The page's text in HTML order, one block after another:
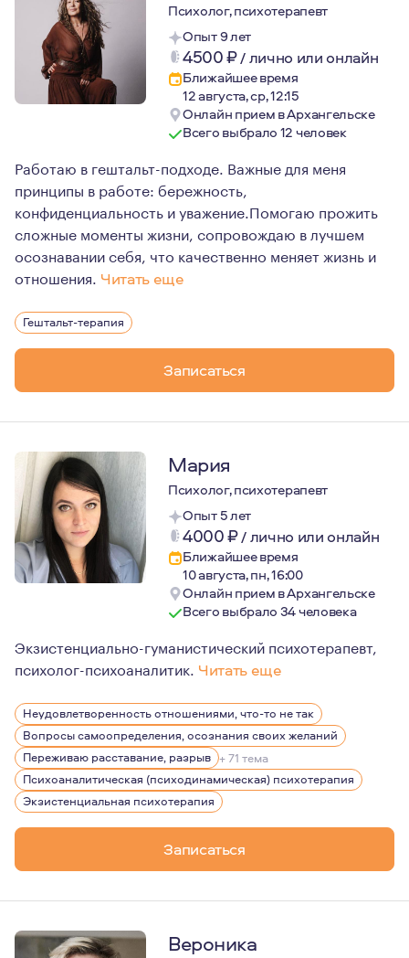
Психолог, психотерапевт
Опыт 9 лет
4500₽/лично или онлайн
Ближайшее время
12 августа, ср, 12:15
Онлайн прием в Архангельске
Всего выбрало 12 человек
Работаю в гештальт-подходе. Важные для меня
принципы в работе: бережность,
конфиденциальность и уважение.Помогаю прожить
сложные моменты жизни, сопровождаю в лучшем
осознавании себя, что качественно меняет жизнь и
отношения. Читать еще
Постоянно учусь, повышаю свою профессиональную
Гештальт-терапия
Записаться
Мария
Психолог, психотерапевт
Опыт 5 лет
4000₽/лично или онлайн
Ближайшее время
10 августа, пн, 16:00
Онлайн прием в Архангельске
Всего выбрало 34 человека
Экзистенциально-гуманистический психотерапевт,
психолог-психоаналитик. Читать еще
Я работаю с человеком, а не только с его проблемой,
Неудовлетворенность отношениями, что-то не так
Вопросы самоопределения, осознания своих желаний
Переживаю расставание, разрыв + 71 тема
Психоаналитическая (психодинамическая) психотерапия
Экзистенциальная психотерапия
Записаться
Вероника